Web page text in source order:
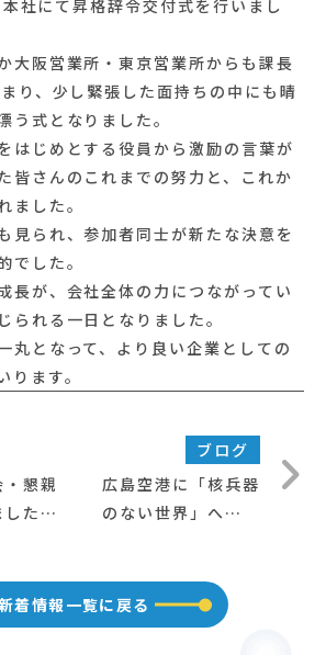
社にて昇格辞令交付式を行いまし
大阪営業所・東京営業所からも課長
り、少し緊張した面持ちの中にも晴
う式となりました。
はじめとする役員から激励の言葉が
皆さんのこれまでの努力と、これか
ました。
見られ、参加者同士が新たな決意を
でした。
長が、会社全体の力につながってい
られる一日となりました。
丸となって、より良い企業としての
ります。
懇親
た
ブログ
広島空港に「核兵器
のない世界」への願
ァンディングを通じ
て協賛～
着情報一覧に戻る